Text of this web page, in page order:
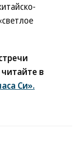
в
Си».